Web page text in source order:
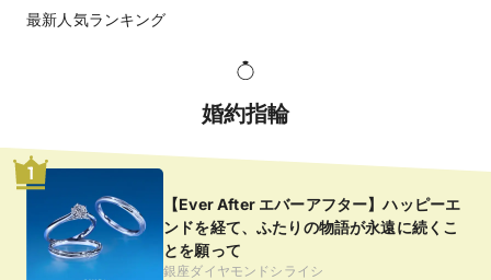
最新人気ランキング
婚約指輪
1
【Ever After エバーアフター】ハッピーエ
ンドを経て、ふたりの物語が永遠に続くこ
とを願って
銀座ダイヤモンドシライシ